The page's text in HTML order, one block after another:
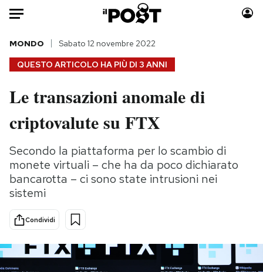
Auto
HOME
Italia
Politica
Tecnologia
Internet
Scienza
Cultura
Economia
Moda
Consumismi
Storie/Idee
Ok Boomer!
Media
QUESTO ARTICOLO HA PIÙ DI 3 ANNI
MONDO Sabato 12 novembre 2022
Le transazioni anomale di
criptovalute su FTX
Secondo la piattaforma per lo scambio di
monete virtuali – che ha da poco dichiarato
bancarotta – ci sono state intrusioni nei
sistemi
Condividi